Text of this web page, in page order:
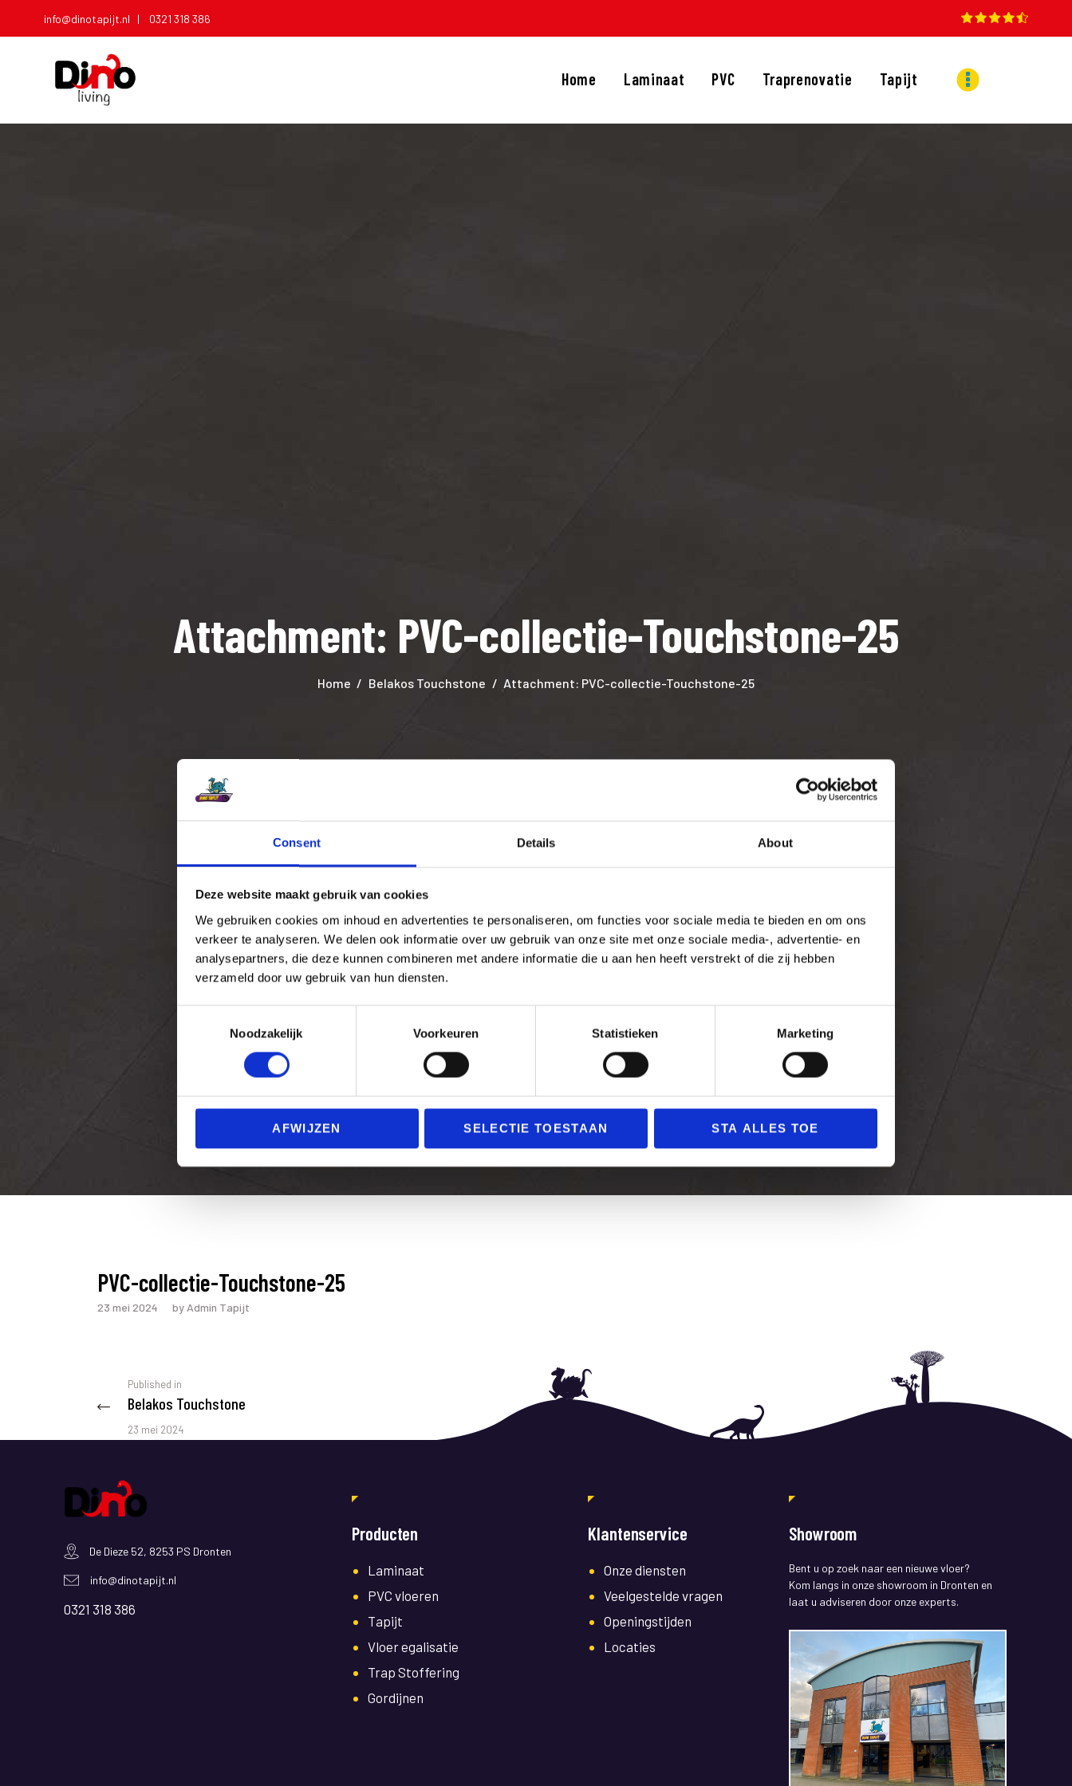
Consent Details About
Deze website maakt gebruik van cookies
We gebruiken cookies om inhoud en advertenties te personaliseren, om functies voor sociale media te bieden en om ons
verkeer te analyseren. We delen ook informatie over uw gebruik van onze site met onze sociale media-, advertentie- en
analysepartners, die deze kunnen combineren met andere informatie die u aan hen heeft verstrekt of die zij hebben
verzameld door uw gebruik van hun diensten.
e
o
Noodzakelijk Voorkeuren Statistieken Marketing
AFWIJZEN SELECTIE TOESTAAN STA ALLES TOE
info@dinotapijt.nl | 0321 318 386
Home Laminaat PVC Traprenovatie Tapijt
Attachment: PVC-collectie-Touchstone-25
Home Belakos Touchstone Attachment: PVC-collectie-Touchstone-25
PVC-collectie-Touchstone-25
23 mei 2024 by Admin Tapijt
Berichtnavigatie
Published in
post:
Belakos Touchstone
23 mei 2024
De Dieze 52, 8253 PS Dronten
info@dinotapijt.nl
0321 318 386
Producten
Laminaat
PVC vloeren
Tapijt
Vloer egalisatie
Trap Stoffering
Gordijnen
Klantenservice
Onze diensten
Veelgestelde vragen
Openingstijden
Locaties
Showroom
Bent u op zoek naar een nieuwe vloer?
Kom langs in onze showroom in Dronten en
laat u adviseren door onze experts.